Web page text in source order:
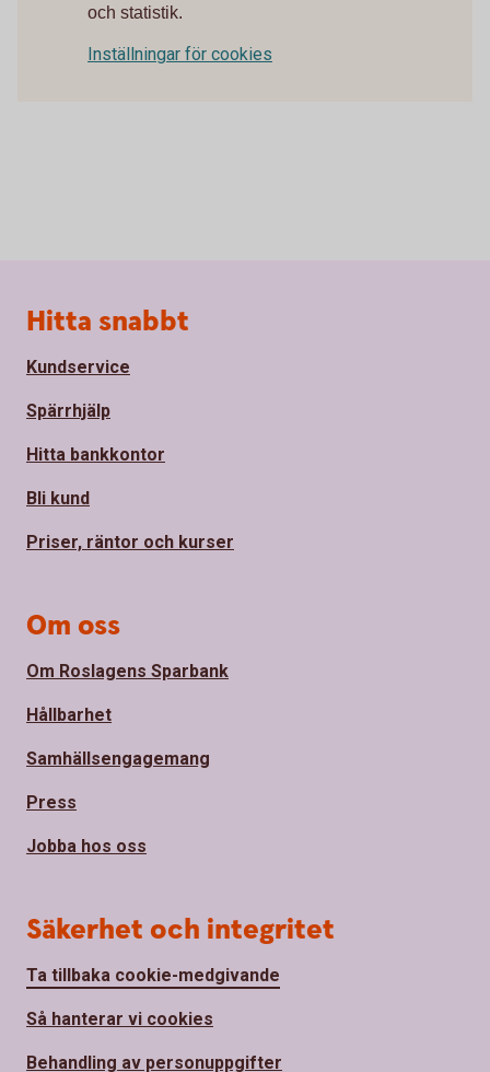
och statistik.
Inställningar för cookies
Sidfot
Hitta snabbt
Kundservice
Spärrhjälp
Hitta bankkontor
Bli kund
Priser, räntor och kurser
Om oss
Om Roslagens Sparbank
Hållbarhet
Samhällsengagemang
Press
Jobba hos oss
Säkerhet och integritet
Ta tillbaka cookie-medgivande
Så hanterar vi cookies
Behandling av personuppgifter